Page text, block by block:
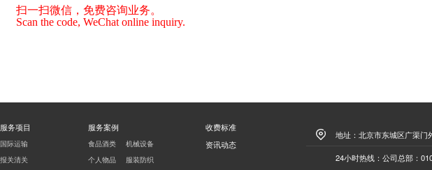
扫一扫微信，免费咨询业务。
Scan the code, WeChat online inquiry.
服务项目
国际运输
报关清关
服务案例
食品酒类
机械设备
个人物品
服装防织
收费标准
资讯动态
地址：北京市东城区广渠门
24小时热线：公司总部：